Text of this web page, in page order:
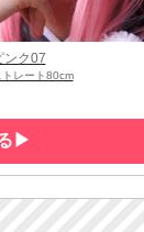
ンク07
トレート80cm